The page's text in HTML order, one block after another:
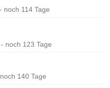
noch 114 Tage
noch 123 Tage
noch 140 Tage